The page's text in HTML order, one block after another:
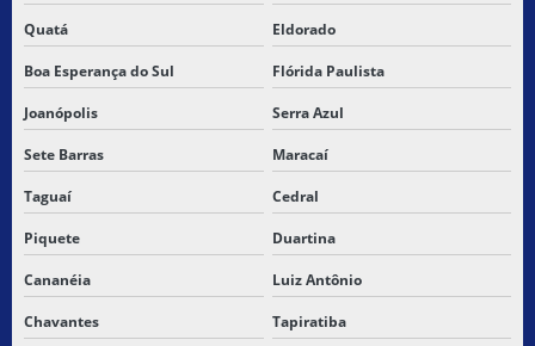
Quatá Eldorado
Boa Esperança do Sul Flórida Paulista
Joanópolis Serra Azul
Sete Barras Maracaí
Taguaí Cedral
Piquete Duartina
Cananéia Luiz Antônio
Chavantes Tapiratiba